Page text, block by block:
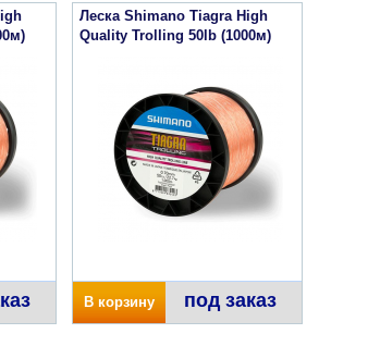
Леска Shimano Tiagra High
Quality Trolling 50lb (1000м)
В корзину под заказ